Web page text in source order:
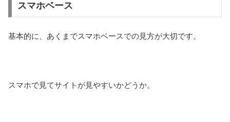
スマホベース
基本的に、あくまでスマホベースでの見方が大切です。
スマホで見てサイトが見やすいかどうか。